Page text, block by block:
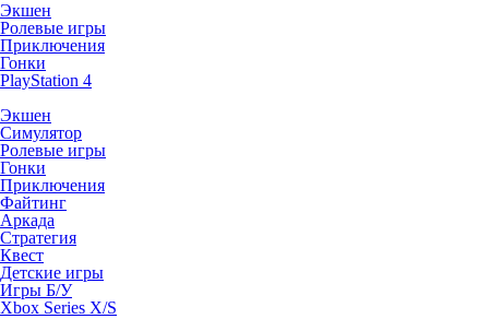
Экшен
Ролевые игры
Приключения
Гонки
PlayStation 4
Экшен
Симулятор
Ролевые игры
Гонки
Приключения
Файтинг
Аркада
Стратегия
Квест
Детские игры
Игры Б/У
Xbox Series X/S